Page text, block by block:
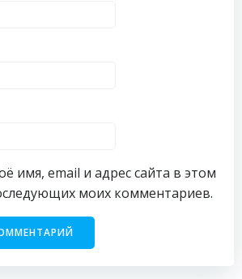
имя, email и адрес сайта в этом
моих комментариев.